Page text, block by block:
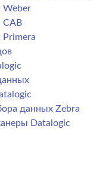
Weber
CAB
данных Zebra
Datalogic